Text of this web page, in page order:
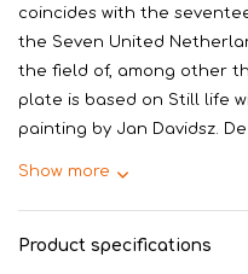
coincides with the
the Seven United
the field of, among other
plate is based on Still life
painting by Jan Davidsz.
Show more
Product specifications